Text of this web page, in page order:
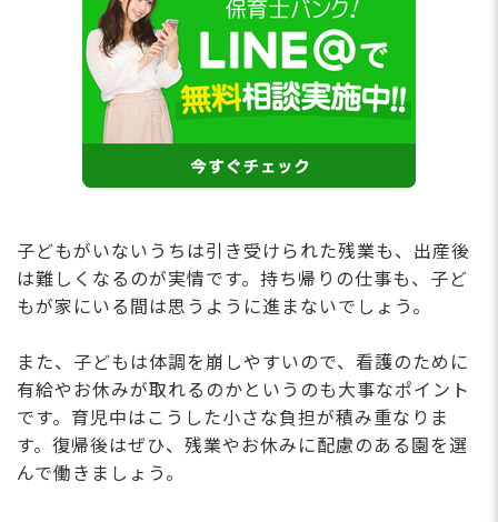
子どもがいないうちは引き受けられた残業も、出産後
は難しくなるのが実情です。持ち帰りの仕事も、子ど
もが家にいる間は思うように進まないでしょう。
また、子どもは体調を崩しやすいので、看護のために
有給やお休みが取れるのかというのも大事なポイント
です。育児中はこうした小さな負担が積み重なりま
す。復帰後はぜひ、残業やお休みに配慮のある園を選
んで働きましょう。